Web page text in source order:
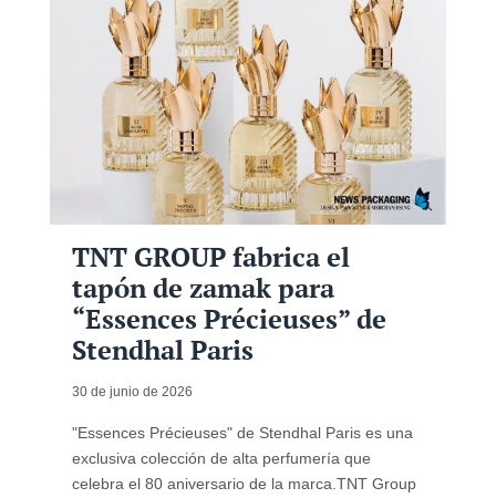
TNT GROUP fabrica el
tapón de zamak para
“Essences Précieuses” de
Stendhal Paris
30 de junio de 2026
"Essences Précieuses" de Stendhal Paris es una
exclusiva colección de alta perfumería que
celebra el 80 aniversario de la marca.TNT Group